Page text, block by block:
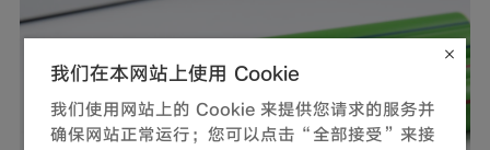
我们在本网站上使用 Cookie
我们使用网站上的 Cookie 来提供您请求的服务并
确保网站正常运行；您可以点击“全部接受”来接